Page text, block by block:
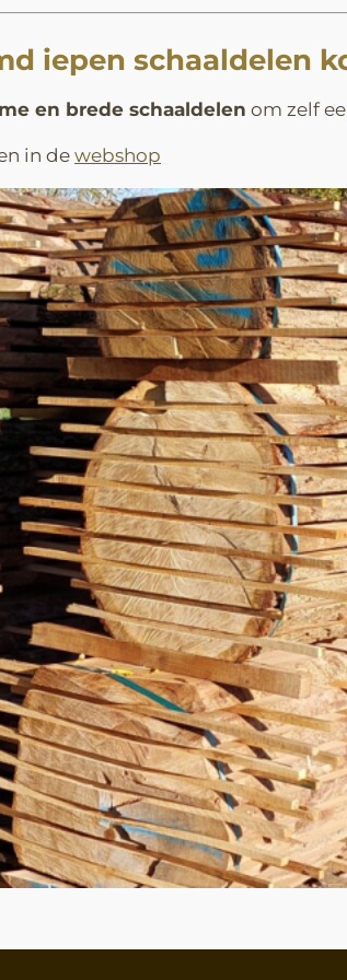
iepen schaaldelen
en brede schaaldelen om zelf
in de webshop